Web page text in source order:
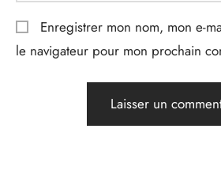
Enregistrer mon nom, mon e-
le navigateur pour mon prochain